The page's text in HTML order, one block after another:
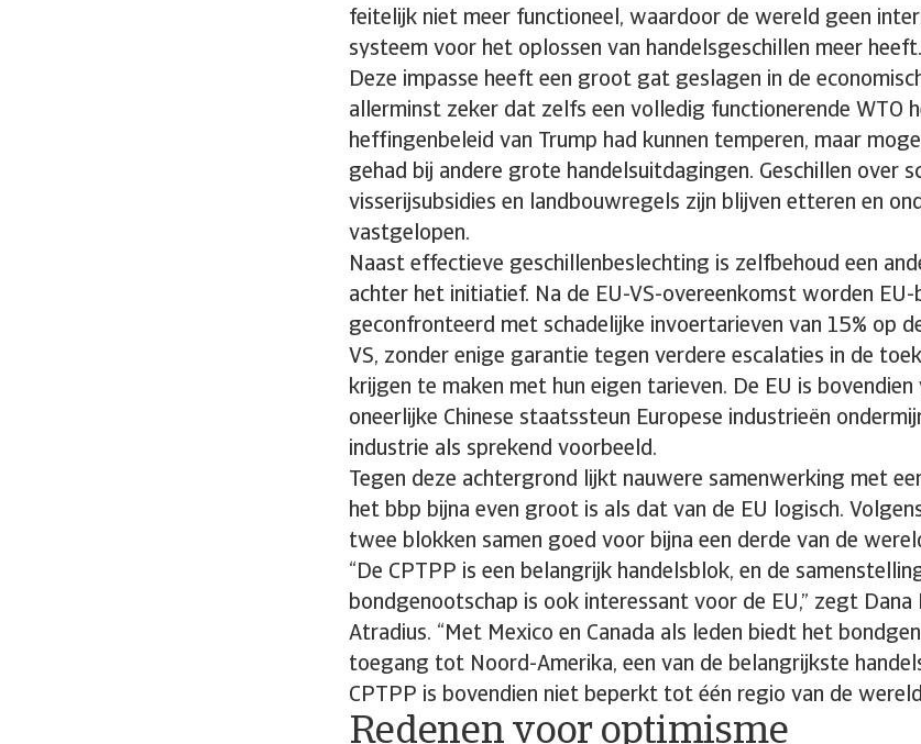
feitelijk niet meer functioneel, waardoor de wereld geen
systeem voor het oplossen van handelsgeschillen meer heeft.
Deze impasse heeft een groot gat geslagen in de
allerminst zeker dat zelfs een volledig functionerende WTO
heffingenbeleid van Trump had kunnen temperen, maar
gehad bij andere grote handelsuitdagingen. Geschillen over
visserijsubsidies en landbouwregels zijn blijven etteren en
vastgelopen.
Naast effectieve geschillenbeslechting is zelfbehoud een
achter het initiatief. Na de EU-VS-overeenkomst worden EU-
geconfronteerd met schadelijke invoertarieven van 15% op
VS, zonder enige garantie tegen verdere escalaties in de
krijgen te maken met hun eigen tarieven. De EU is
oneerlijke Chinese staatssteun Europese industrieën
industrie als sprekend voorbeeld.
Tegen deze achtergrond lijkt nauwere samenwerking met
het bbp bijna even groot is als dat van de EU logisch.
twee blokken samen goed voor bijna een derde van de
“De CPTPP is een belangrijk handelsblok, en de
bondgenootschap is ook interessant voor de EU,” zegt Dana
Atradius. “Met Mexico en Canada als leden biedt het
toegang tot Noord-Amerika, een van de belangrijkste
CPTPP is bovendien niet beperkt tot één regio van de
Redenen voor optimisme